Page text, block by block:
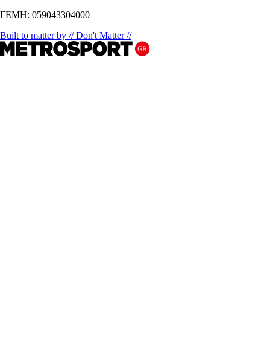
ΓΕΜΗ: 059043304000
Built to matter by // Don't Matter //